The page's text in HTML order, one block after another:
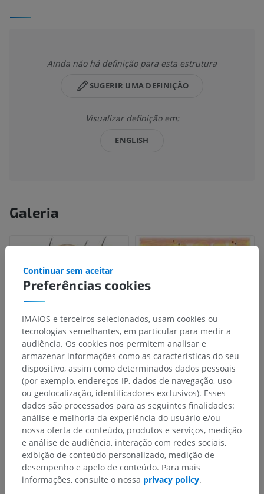
Ainda não há definição para esta estrutura
SUGERIR UMA DEFINIÇÃO
Visualizar definição em:
ENGLISH
Galeria
Hierarquia anatômica
Anatomia humana 2
Anatomia humana 1
Anatomia sistêmica> Tegumento comum>
Preferências cookies
Continuar sem aceitar
IMAIOS e terceiros selecionados, usam cookies ou
tecnologias semelhantes, em particular para medir a
audiência. Os cookies nos permitem analisar e
armazenar informações como as características do seu
dispositivo, assim como determinados dados pessoais
(por exemplo, endereços IP, dados de navegação, uso
ou geolocalização, identificadores exclusivos). Esses
dados são processados para as seguintes finalidades:
análise e melhoria da experiência do usuário e/ou
nossa oferta de conteúdo, produtos e serviços, medição
e análise de audiência, interação com redes sociais,
exibição de conteúdo personalizado, medição de
desempenho e apelo de conteúdo. Para mais
informações, consulte o nossa privacy policy.